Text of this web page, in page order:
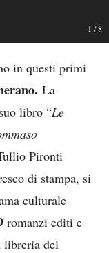
1 /8
in questi primi
La
libro “Le
Pironti
di stampa, si
culturale
romanzi editi e
libreria del